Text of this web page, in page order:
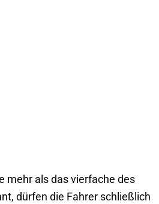
mehr als das vierfache des
dürfen die Fahrer schließlich